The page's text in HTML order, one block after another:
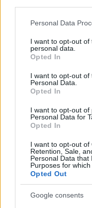
Please note that this
not limited to your visit
grant or deny consent
use your data for
consent section.
Personal Data
I want to opt-out
personal data.
Opted In
I want to opt-out of
Personal Data.
Opted In
I want to opt-out of
Personal Data for
Opted In
I want to opt-out of
Retention, Sale,
Personal Data that
Purposes for which
Opted Out
Google consents
azAeoncímet kapta
Ők
albumán!